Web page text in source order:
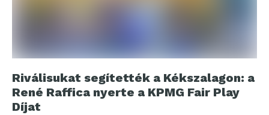
Riválisukat segítették a Kékszalagon: a
René Raffica nyerte a KPMG Fair Play
Díjat